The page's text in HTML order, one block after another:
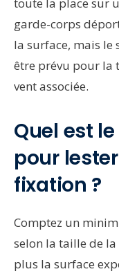
toute la place sur
garde-corps
la surface, mais
être prévu pour la
vent associée.
Quel est
pour
fixation ?
Comptez un
selon la taille de
plus la surface